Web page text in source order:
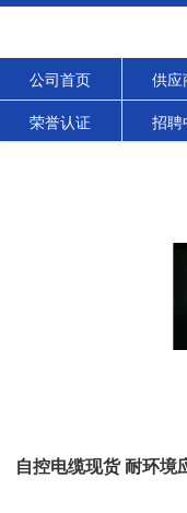
公司首页 供应
荣誉认证 招聘
自控电缆现货 耐环境